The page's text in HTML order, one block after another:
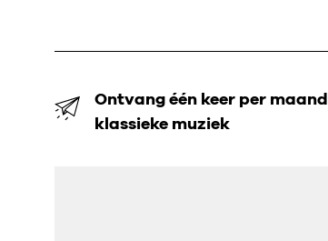
Ontvang één keer per
klassieke muziek